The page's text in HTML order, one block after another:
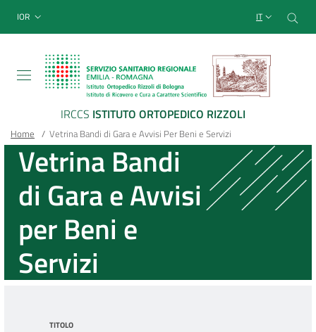
Sito Web Istituto
menu top-bar
IOR IT
IRCCS ISTITUTO ORTOPEDICO RIZZOLI
Main container
Briciole
di
pane
Home / Vetrina Bandi di Gara e Avvisi Per Beni e Servizi
Vetrina Bandi
di Gara e Avvisi
per Beni e
Servizi
TITOLO